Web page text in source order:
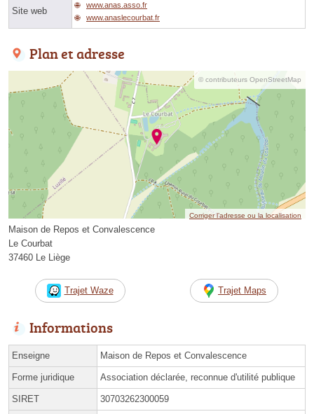
Site web
www.anas.asso.fr
www.anaslecourbat.fr
Plan et adresse
© contributeurs OpenStreetMap
Corriger l’adresse ou la localisation
Maison de Repos et Convalescence
Le Courbat
37460 Le Liège
Trajet Waze Trajet Maps
Informations
Enseigne Maison de Repos et Convalescence
Forme juridique Association déclarée, reconnue d'utilité publique
SIRET 30703262300059